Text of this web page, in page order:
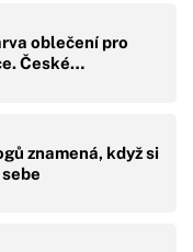
oblečení pro
České…
znamená, když si